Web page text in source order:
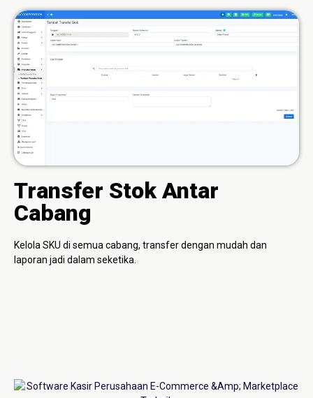
Transfer Stok Antar
Cabang
Kelola SKU di semua cabang, transfer dengan mudah dan
laporan jadi dalam seketika.